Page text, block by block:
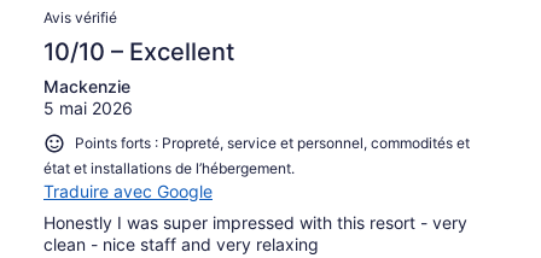
Avis vérifié
10/10 – Excellent
Mackenzie
5 mai 2026
Points forts : Propreté, service et personnel, commodités et
état et installations de l’hébergement.
Traduire avec Google
Honestly I was super impressed with this resort - very
clean - nice staff and very relaxing